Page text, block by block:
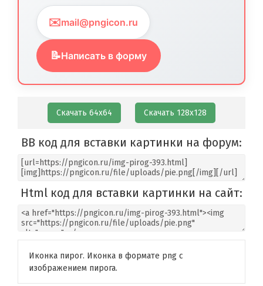
✉️mail@pngicon.ru
📝Написать в форму
Скачать 64х64 Скачать 128х128
BB код для вставки картинки на форум:
Html код для вставки картинки на сайт:
Иконка пирог. Иконка в формате png с
изображением пирога.